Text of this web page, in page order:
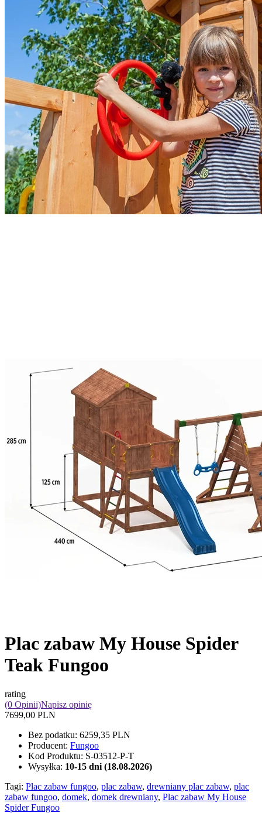
Plac zabaw My House Spider
Teak Fungoo
rating
(0 Opinii)Napisz opinię
7699,00 PLN
Bez podatku: 6259,35 PLN
Producent: Fungoo
Kod Produktu: S-03512-P-T
Wysyłka: 10-15 dni (18.08.2026)
Tagi: Plac zabaw fungoo, plac zabaw, drewniany plac zabaw, plac
zabaw fungoo, domek, domek drewniany, Plac zabaw My House
Spider Fungoo